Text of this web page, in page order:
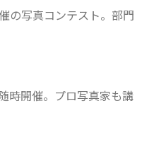
の写真コンテスト。部門
時開催。プロ写真家も講